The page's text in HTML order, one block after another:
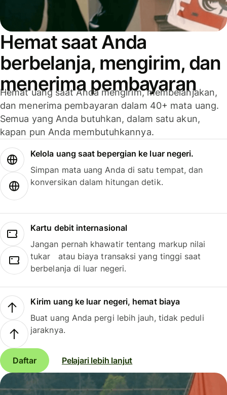
Hemat saat Anda
berbelanja, mengirim, dan
menerima pembayaran
Hemat uang saat Anda mengirim, membelanjakan,
dan menerima pembayaran dalam 40+ mata uang.
Semua yang Anda butuhkan, dalam satu akun,
kapan pun Anda membutuhkannya.
Kelola uang saat bepergian ke luar negeri.
Simpan mata uang Anda di satu tempat, dan
konversikan dalam hitungan detik.
Kartu debit internasional
Jangan pernah khawatir tentang markup nilai
tukar atau biaya transaksi yang tinggi saat
berbelanja di luar negeri.
Kirim uang ke luar negeri, hemat biaya
Buat uang Anda pergi lebih jauh, tidak peduli
jaraknya.
Daftar Pelajari lebih lanjut